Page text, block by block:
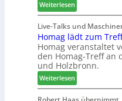
s
t
a
n
d
v
e
r
a
b
s
c
h
i
m
a
d
e
r
I
n
t
e
Weiterlesen:
L
i
g
n
a
z
e
i
g
Live-Talks und
Homag lädt zum
Homag veranstaltet
den Homag-Treff an
und Holzbronn.
Weiterlesen:
H
o